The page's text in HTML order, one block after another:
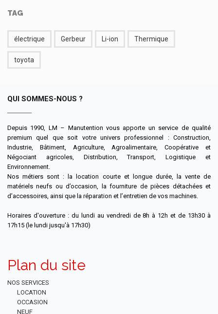
TAG
électrique Gerbeur Li-ion Thermique
toyota
QUI SOMMES-NOUS ?
Depuis 1990, LM – Manutention vous apporte un service de qualité
premium quel que soit votre univers professionnel : Construction,
Industrie, Bâtiment, Agriculture, Agroalimentaire, Coopérative et
Négociant agricoles, Distribution, Transport, Logistique et
Environnement.
Nos métiers sont : la location courte et longue durée, la vente de
matériels neufs ou d’occasion, la fourniture de pièces détachées et
d’accessoires, ainsi que la réparation et l’entretien de vos machines.
Horaires d'ouverture : du lundi au vendredi de 8h à 12h et de 13h30 à
17h15 (le lundi jusqu'à 17h30)
Plan du site
NOS SERVICES
LOCATION
OCCASION
NEUF